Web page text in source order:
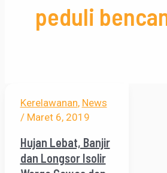
peduli
Kerelawanan, News
/ Maret 6, 2019
Hujan Lebat, Banjir
dan Longsor Isolir